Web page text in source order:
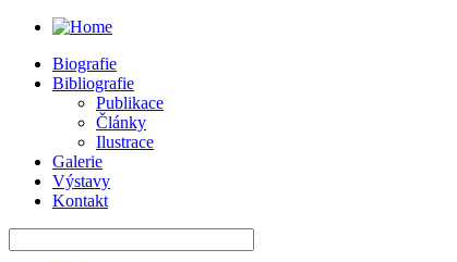
Biografie
Bibliografie
Publikace
Články
Ilustrace
Galerie
Výstavy
Kontakt